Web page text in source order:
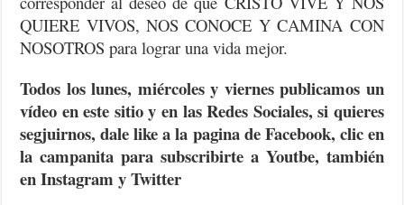
QUIERE VIVOS, NOS CONOCE Y CAMINA CON
NOSOTROS para lograr una vida mejor.
Todos los lunes, miércoles y viernes publicamos un
vídeo en este sitio y en las Redes Sociales, si quieres
segjuirnos, dale like a la pagina de Facebook, clic en
la campanita para subscribirtea Youtbe, también
en Instagram y Twitter